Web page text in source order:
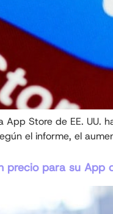
Store de EE.
el informe, el
precio para su App